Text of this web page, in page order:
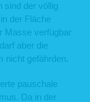
sind der völlig
der Fläche
Masse verfügbar
aber die
nicht gefährden.
pauschale
Da in der
zur Abwehr von
diese Daten von uns
ein Rückschluss auf
Tagen werden die
anonymisiert, sodass
Nutzer herzustellen. In
mit anderen
Abgleich mit anderen
keinem Zeitpunkt statt.